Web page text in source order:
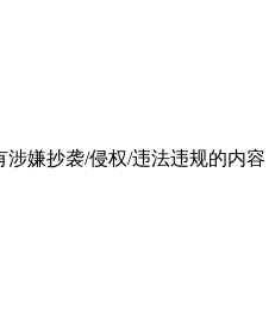
嫌抄袭/侵权/违法违规的内容